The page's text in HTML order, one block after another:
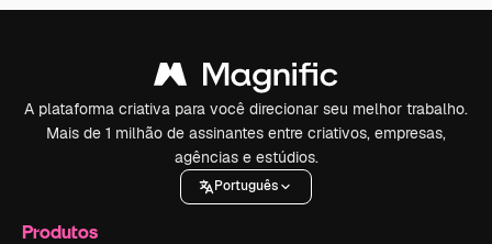
A plataforma criativa para você direcionar seu melhor trabalho.
Mais de 1 milhão de assinantes entre criativos, empresas,
agências e estúdios.
Português
Produtos